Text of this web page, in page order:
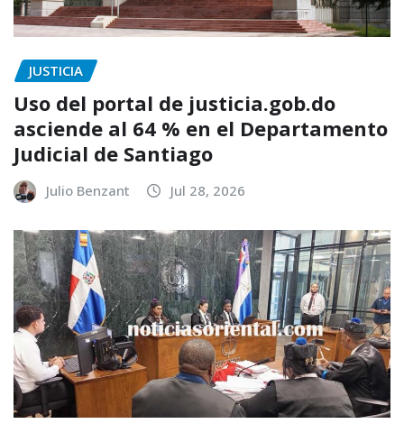
JUSTICIA
Uso del portal de justicia.gob.do
asciende al 64 % en el Departamento
Judicial de Santiago
Julio Benzant Jul 28, 2026